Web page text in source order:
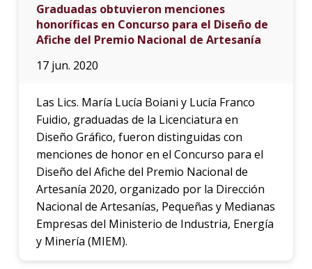
Graduadas obtuvieron menciones
honoríficas en Concurso para el Diseño de
Afiche del Premio Nacional de Artesanía
17 jun. 2020
Las Lics. María Lucía Boiani y Lucía Franco
Fuidio, graduadas de la Licenciatura en
Diseño Gráfico, fueron distinguidas con
menciones de honor en el Concurso para el
Diseño del Afiche del Premio Nacional de
Artesanía 2020, organizado por la Dirección
Nacional de Artesanías, Pequeñas y Medianas
Empresas del Ministerio de Industria, Energía
y Minería (MIEM).